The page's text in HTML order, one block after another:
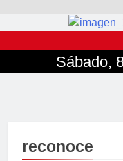
Sábado,
reconoce